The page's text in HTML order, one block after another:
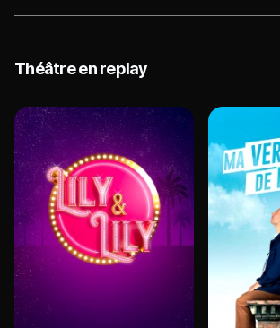
D'une étincelle se propage un feu, d'un
éclate une guerre, malgré les efforts
Théâtre en replay